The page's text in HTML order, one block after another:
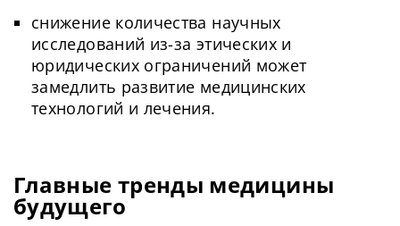
снижение количества научных
исследований из-за этических и
юридических ограничений может
замедлить развитие медицинских
технологий и лечения.
Главные тренды медицины
будущего